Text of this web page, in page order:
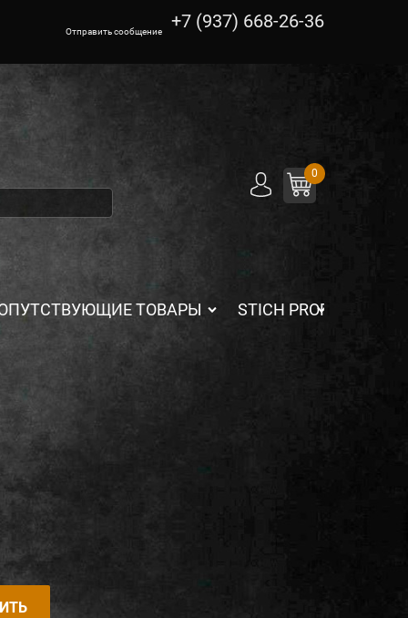
Отправить сообщение +7 (937) 668-26-36
0
ТОВАРЫ STICH PROFI